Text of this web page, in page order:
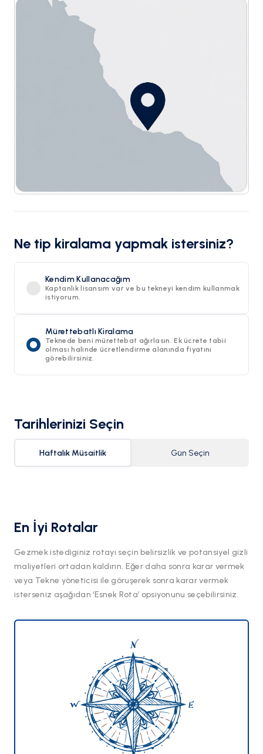
Ne tip kiralama yapmak istersiniz?
Kendim Kullanacağım
Kaptanlık lisansım var ve bu tekneyi kendim kullanmak
istiyorum.
Mürettebatlı Kiralama
Teknede beni mürettebat ağırlasın. Ek ücrete tabii
olması halinde ücretlendirme alanında fiyatını
görebilirsiniz.
Tarihlerinizi Seçin
Haftalık Müsaitlik Gün Seçin
En İyi Rotalar
Gezmek istediginiz rotayı seçin belirsizlik ve potansiyel gizli
maliyetleri ortadan kaldırın. Eğer daha sonra karar vermek
veya Tekne yöneticisi ile göruşerek sonra karar vermek
isterseniz aşağıdan ‘Esnek Rota’ opsiyonunu seçebilirsiniz.